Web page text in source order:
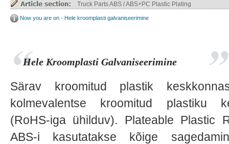
Truck Parts ABS / ABS+PC Plastic Plating
Now you are on - Hele kroomplasti galvaniseerimine
Hele Kroomplasti Galvaniseerimine
Särav kroomitud plastik
kolmevalentse kroomitud plastiku
(RoHS-iga ühilduv). Plateable Plastic
ABS-i kasutatakse kõige